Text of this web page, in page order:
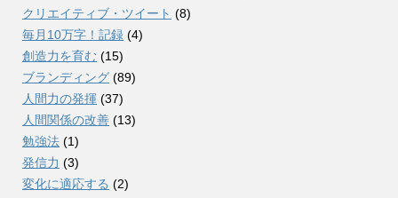
クリエイティブ・ツイート (8)
毎月10万字！記録 (4)
創造力を育む (15)
ブランディング (89)
人間力の発揮 (37)
人間関係の改善 (13)
勉強法 (1)
発信力 (3)
変化に適応する (2)